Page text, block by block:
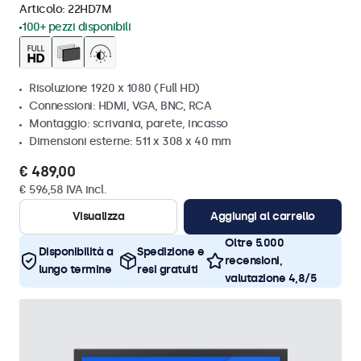
Articolo: 22HD7M
100+ pezzi disponibili
Risoluzione 1920 x 1080 (Full HD)
Connessioni: HDMI, VGA, BNC, RCA
Montaggio: scrivania, parete, incasso
Dimensioni esterne: 511 x 308 x 40 mm
€ 489,00
€ 596,58 IVA incl.
Visualizza
Aggiungi al carrello
Disponibilità a
lungo termine
Spedizione e
resi gratuiti
Oltre 5.000
recensioni,
valutazione 4,8/5